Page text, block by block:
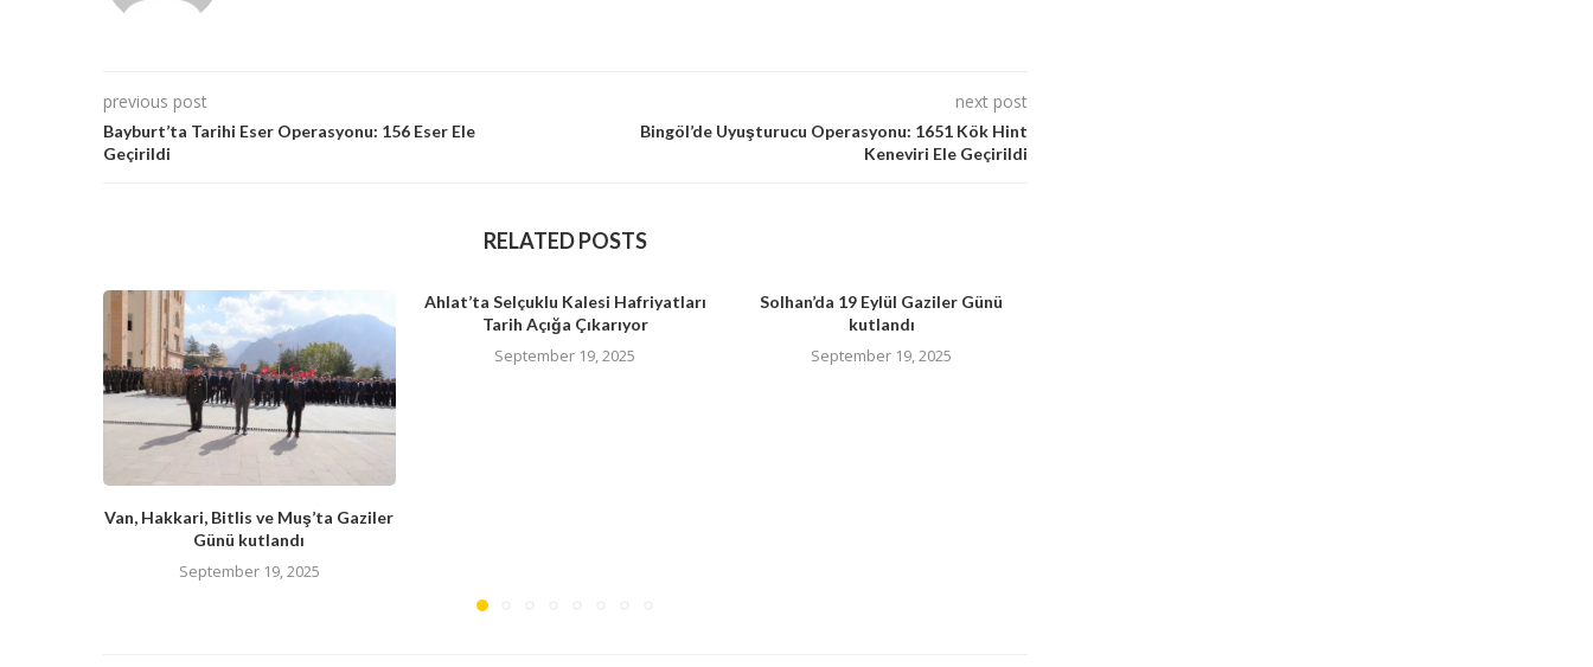
previous post
Bayburt’ta Tarihi Eser Operasyonu: 156 Eser Ele
Geçirildi
next post
Bingöl’de Uyuşturucu Operasyonu: 1651 Kök Hint
Keneviri Ele Geçirildi
RELATED POSTS
Van, Hakkari, Bitlis ve Muş’ta Gaziler
Günü kutlandı
September 19, 2025
Ahlat’ta Selçuklu Kalesi Hafriyatları
Tarih Açığa Çıkarıyor
September 19, 2025
Solhan’da 19 Eylül Gaziler Günü
kutlandı
September 19, 2025